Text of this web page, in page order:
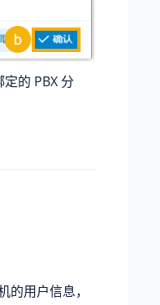
的 PBX 分
用户信息，